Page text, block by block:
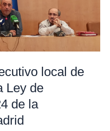
local de
Ley de
de la